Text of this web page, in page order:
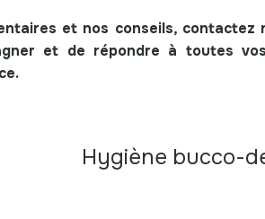
et nos conseils,
et de répondre à toutes
Hygiène bucco-